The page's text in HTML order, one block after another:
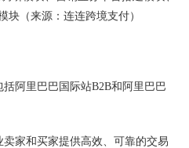
块（来源：连连跨境支付）
阿里巴巴国际站B2B和阿里巴巴
家和买家提供高效、可靠的交易